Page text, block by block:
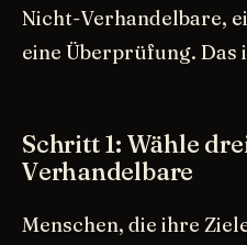
Nicht-Verhandelbare,
eine Überprüfung.
Schritt 1: Wähle
Verhandelbare
Menschen, die ihre